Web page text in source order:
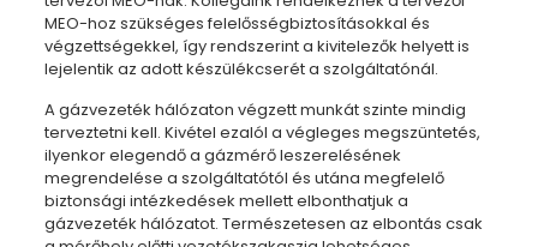
MEO-hoz szükséges felelősségbiztosításokkal és
végzettségekkel, így rendszerint a kivitelezők helyett is
lejelentik az adott készülékcserét a szolgáltatónál.
A gázvezeték hálózaton végzett munkát szinte mindig
terveztetni kell. Kivétel ezalól a végleges megszüntetés,
ilyenkor elegendő a gázmérő leszerelésének
megrendelése a szolgáltatótól és utána megfelelő
biztonsági intézkedések mellett elbonthatjuk a
gázvezeték hálózatot. Természetesen az elbontás csak